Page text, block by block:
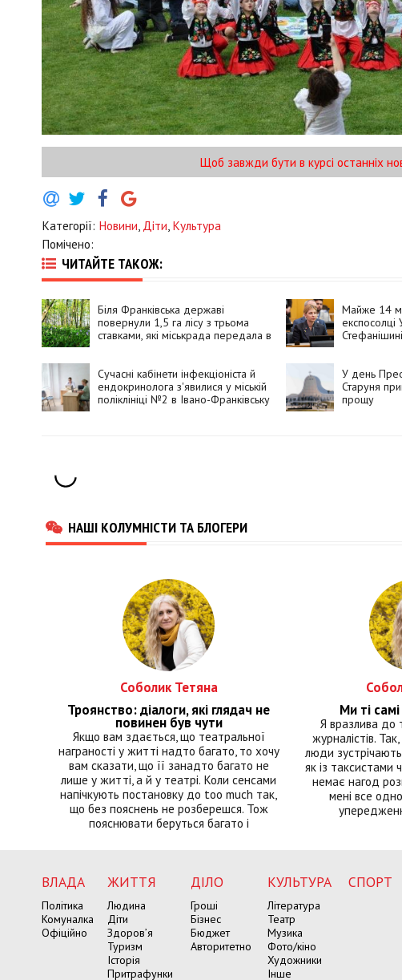
Щоб завжди бути в курсі останніх
Категорії: Новини Діти Культура
Помічено:
ЧИТАЙТЕ ТАКОЖ:
Біля Франківська державі
повернули 1,5 га лісу з трьома
ставками, які міськрада передала в
Майже 14
Сучасні кабінети інфекціоніста й
ендокринолога з'явилися у міській
поліклініці №2 в Івано-Франківську
У день
Старуня
прощу
НАШІ КОЛУМНІСТИ ТА БЛОГЕРИ
Соболик Тетяна
Троянство: діалоги, які глядач не
повинен був чути
Якщо вам здається, що театральної
награності у житті надто багато, то хочу
вам сказати, що її занадто багато не
лише у житті, а й у театрі. Коли сенсами
напічкують постановку до too much так,
що без пояснень не розберешся. Тож
пояснювати беруться багато і
Ми ті
Я вразлива до
журналістів.
люди
як із таксистами
немає нагод
мені все
ВЛАДА
Політика
Комуналка
Офіційно
ЖИТТЯ
Людина
Діти
Здоров’я
Туризм
Історія
Притрафунки
ДІЛО
Гроші
Бізнес
Бюджет
Авторитетно
КУЛЬТУРА
Література
Театр
Музика
Фото/кіно
Художники
Інше
СПОРТ